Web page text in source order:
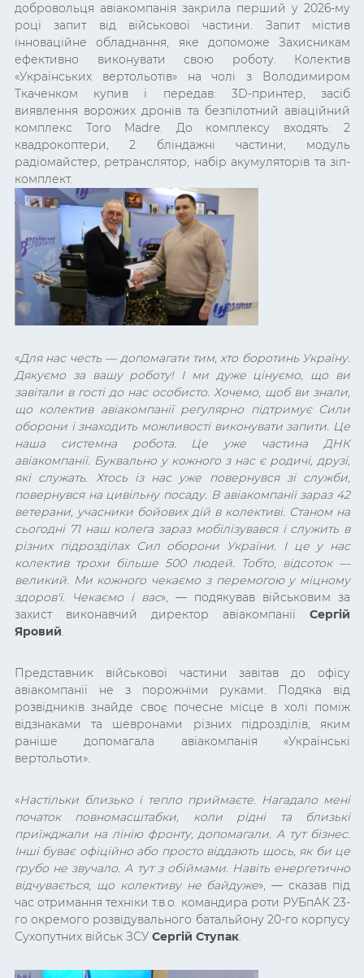
добровольця авіакомпанія закрила перший у 2026-му
році запит від військової частини. Запит містив
інноваційне обладнання, яке допоможе Захисникам
ефективно виконувати свою роботу. Колектив
«Українських вертольотів» на чолі з Володимиром
Ткаченком купив і передав: 3D-принтер, засіб
виявлення ворожих дронів та безпілотний авіаційний
комплекс Toro Madre. До комплексу входять: 2
квадрокоптери, 2 бліндажні частини, модуль
радіомайстер, ретранслятор, набір акумуляторів та зіп-
комплект.
«Для нас честь — допомагати тим, хто боротинь Україну.
Дякуємо за вашу роботу! І ми дуже цінуємо, що ви
завітали в гості до нас особисто. Хочемо, щоб ви знали,
що колектив авіакомпанії регулярно підтримує Сили
оборони і знаходить можливості виконувати запити. Це
наша системна робота. Це уже частина ДНК
авіакомпанії. Буквально у кожного з нас є родичі, друзі,
які служать. Хтось із нас уже повернувся зі служби,
повернувся на цивільну посаду. В авіакомпанії зараз 42
ветерани, учасники бойових дій в колективі. Станом на
сьогодні 71 наш колега зараз мобілізувався і служить в
різних підрозділах Сил оборони України. І це у нас
колектив трохи більше 500 людей. Тобто, відсоток —
великий. Ми кожного чекаємо з перемогою у міцному
здоров'ї. Чекаємо і вас», — подякував військовим за
захист виконавчий директор авіакомпанії Сергій
Яровий.
Представник військової частини завітав до офісу
авіакомпанії не з порожніми руками. Подяка від
розвідників знайде своє почесне місце в холі поміж
відзнаками та шевронами різних підрозділів, яким
раніше допомагала авіакомпанія «Українські
вертольоти».
«Настільки близько і тепло приймаєте. Нагадало мені
початок повномасштабки, коли рідні та близькі
приїжджали на лінію фронту, допомагали. А тут бізнес.
Інші буває офіційно або просто віддають щось, як би це
грубо не звучало. А тут з обіймами. Навіть енергетично
відчувається, що колективу не байдуже», — сказав під
час отримання техніки т.в.о. командира роти РУБпАК 23-
го окремого розвідувального батальйону 20-го корпусу
Сухопутних військ ЗСУ Сергій Ступак.